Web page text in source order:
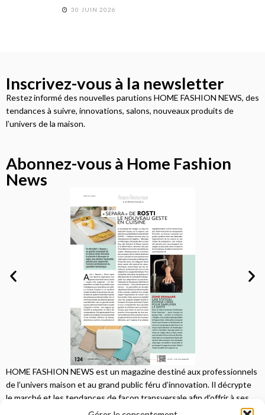
30 JUIN 2026
Inscrivez-vous à la newsletter
Restez informé des nouvelles parutions HOME FASHION NEWS, des
tendances à suivre, innovations, salons, nouveaux produits de
l’univers de la maison.
Abonnez-vous à Home Fashion
News
HOME FASHION NEWS est un magazine destiné aux professionnels
de l’univers maison et au grand public féru d’innovation. Il décrypte
le marché et les tendances de façon transversale afin d’offrir à ses
lecteurs une vision complète.